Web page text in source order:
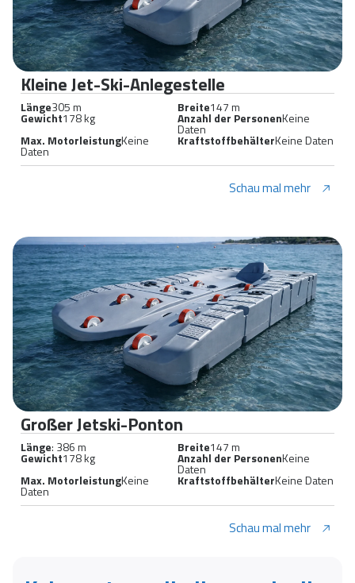
Kleine Jet-Ski-Anlegestelle
Länge305 m Breite147 m
Gewicht178 kg Anzahl der PersonenKeine
Daten
Max. MotorleistungKeine
Daten
KraftstoffbehälterKeine Daten
Schau mal mehr
Großer Jetski-Ponton
Länge: 386 m Breite147 m
Gewicht178 kg Anzahl der PersonenKeine
Daten
Max. MotorleistungKeine
Daten
KraftstoffbehälterKeine Daten
Schau mal mehr